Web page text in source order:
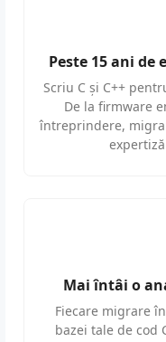
Peste 15 ani de
Scriu C și C++
De la firmware
întreprindere,
Mai întâi o
Fiecare migrare
bazei tale de cod